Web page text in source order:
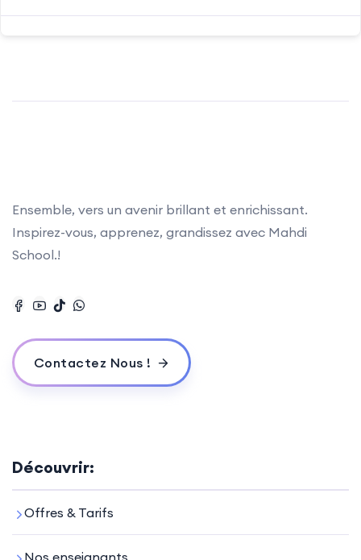
Ensemble, vers un avenir brillant et enrichissant.
Inspirez-vous, apprenez, grandissez avec Mahdi
School.!
Contactez Nous !
Découvrir:
Offres & Tarifs
Nos enseignants